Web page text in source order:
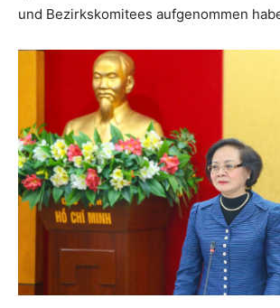
und Bezirkskomitees aufgenommen